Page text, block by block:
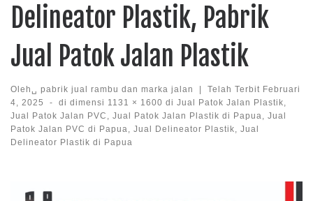
Delineator Plastik, Pabrik
Jual Patok Jalan Plastik
Oleh␣ pabrik jual rambu dan marka jalan Telah Terbit Februari
4, 2025
- di dimensi 1131 × 1600 di Jual Patok Jalan Plastik,
Jual Patok Jalan PVC, Jual Patok Jalan Plastik di Papua, Jual
Patok Jalan PVC di Papua, Jual Delineator Plastik, Jual
Delineator Plastik di Papua